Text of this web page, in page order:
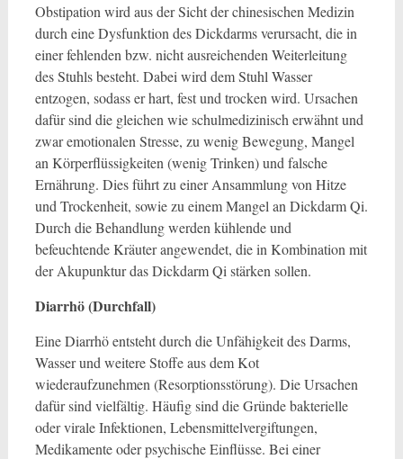
Obstipation wird aus der Sicht der chinesischen Medizin
durch eine Dysfunktion des Dickdarms verursacht, die in
einer fehlenden bzw. nicht ausreichenden Weiterleitung
des Stuhls besteht. Dabei wird dem Stuhl Wasser
entzogen, sodass er hart, fest und trocken wird. Ursachen
dafür sind die gleichen wie schulmedizinisch erwähnt und
zwar emotionalen Stresse, zu wenig Bewegung, Mangel
an Körperflüssigkeiten (wenig Trinken) und falsche
Ernährung. Dies führt zu einer Ansammlung von Hitze
und Trockenheit, sowie zu einem Mangel an Dickdarm Qi.
Durch die Behandlung werden kühlende und
befeuchtende Kräuter angewendet, die in Kombination mit
der Akupunktur das Dickdarm Qi stärken sollen.
Diarrhö (Durchfall)
Eine Diarrhö entsteht durch die Unfähigkeit des Darms,
Wasser und weitere Stoffe aus dem Kot
wiederaufzunehmen (Resorptionsstörung). Die Ursachen
dafür sind vielfältig. Häufig sind die Gründe bakterielle
oder virale Infektionen, Lebensmittelvergiftungen,
Medikamente oder psychische Einflüsse. Bei einer